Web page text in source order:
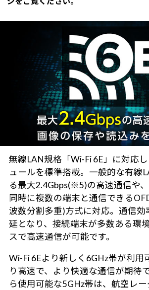
無線LAN規格「Wi-Fi 6E」に対応
ュールを標準搭載。一般的な有線
る最大2.4Gbps(※5)の高速通信や
同時に複数の端末と通信できる
波数分割多重)方式に対応。通信効
延となり、接続端末が多数ある環
スで高速通信が可能です。
Wi-Fi 6Eより新しく6GHz帯が利用
り高速で、より快適な通信が期待
ら使用可能な5GHz帯は、航空レ